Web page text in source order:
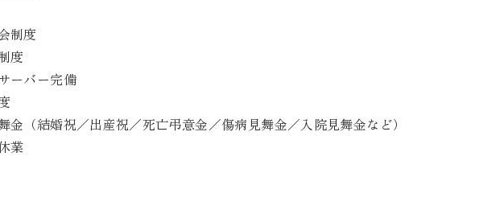
制度
度
ーバー完備
金（結婚祝／出産祝／死亡弔意金／傷病見舞金／入院見舞金など）
業